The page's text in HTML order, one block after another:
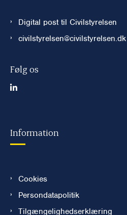
Digital post til Civilstyrelsen
civilstyrelsen@civilstyrelsen.dk
Følg os
Information
Cookies
Persondatapolitik
Tilgængelighedserklæring